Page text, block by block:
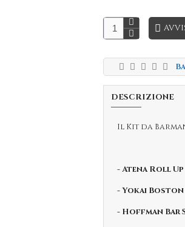
DESCRIZIONE
Il Kit da
- Atena Roll Up
- Yokai Boston
- Hoffman Bar